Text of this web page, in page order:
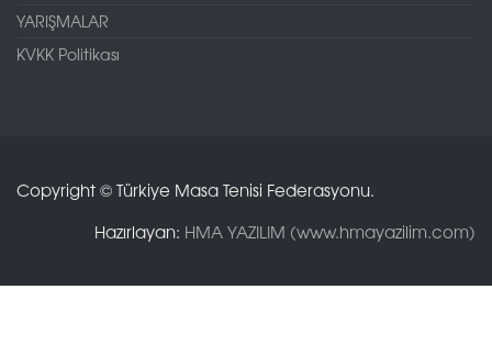
YARIŞMALAR
KVKK Politikası
Copyright © Türkiye Masa Tenisi Federasyonu.
Hazırlayan: HMA YAZILIM (www.hmayazilim.com)